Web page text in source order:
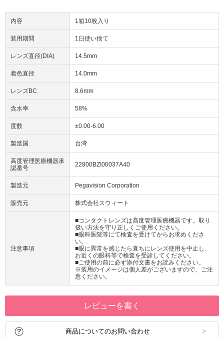
内容 1箱10枚入り
装用期間 1日使い捨て
レンズ直径(DIA) 14.5mm
着色直径 14.0mm
レンズBC 8.6mm
含水率 58%
度数 ±0.00-6.00
製造国 台湾
高度管理医療機器承
認番号
22800BZI00037A40
製造元 Pegavision Corporation
販売元 株式会社スウィート
注意事項
■コンタクトレンズは高度管理医療機器です。取り
扱い方法を守り正しくご使用ください。
■眼科医院等にて検査を受けてからお求めくださ
い。
■眼に異常を感じたら直ちにレンズ使用を中止し、
お近くの眼科等で検査を受診してください。
■ご使用の前に必ず添付文書をお読みください。
※装用のイメージは個人差がございますので、ご注
意ください。
レビューを書く
商品についてのお問い合わせ